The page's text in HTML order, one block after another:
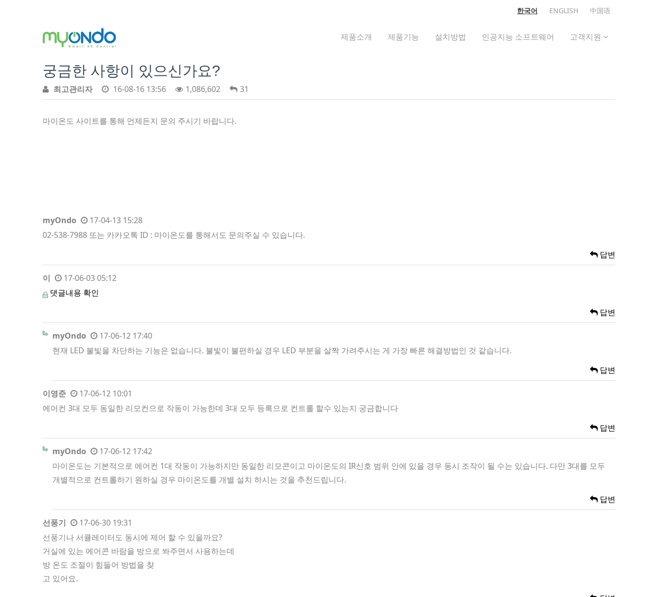
한국어 ENGLISH 中国语
제품소개 제품기능 설치방법 인공지능 소프트웨어 고객지원
궁금한 사항이 있으신가요?
최고관리자 16-08-16 13:56 1,086,602 31
마이온도 사이트를 통해 언제든지 문의 주시기 바랍니다.
myOndo
17-04-13 15:28
02-538-7988 또는 카카오톡 ID : 마이온도를 통해서도 문의주실 수 있습니다.
답변
이
17-06-03 05:12
댓글내용 확인
답변
myOndo
17-06-12 17:40
현재 LED 불빛을 차단하는 기능은 없습니다. 불빛이 불편하실 경우 LED 부분을 살짝 가려주시는 게 가장 빠른 해결방법인 것 같습니다.
답변
이영준
17-06-12 10:01
에어컨 3대 모두 동일한 리모컨으로 작동이 가능한데 3대 모두 등록으로 컨트롤 할수 있는지 궁금합니다
답변
myOndo
17-06-12 17:42
마이온도는 기본적으로 에어컨 1대 작동이 가능하지만 동일한 리모콘이고 마이온도의 IR신호 범위 안에 있을 경우 동시 조작이 될 수는 있습니다. 다만 3대를 모두
개별적으로 컨트롤하기 원하실 경우 마이온도를 개별 설치 하시는 것을 추천드립니다.
답변
선풍기
17-06-30 19:31
선풍기나 서큘레이터도 동시에 제어 할 수 있을까요?
거실에 있는 에어콘 바람을 방으로 쏴주면서 사용하는데
방 온도 조절이 힘들어 방법을 찾
고 있어요.